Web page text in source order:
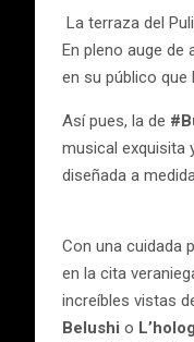
La terraza del
En pleno auge de
en su público que
Así pues, la de
musical exquisita
diseñada a
Con una cuidada
en la cita
increíbles vistas
Belushi o